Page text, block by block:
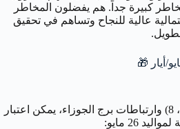
كبيرة جداً. هم يفضلون المخاطر
عالية للنجاح وتساهم في تحقيق
بناءً على التحليل العددي (2، 6، 8) وارتباطات برج الجوزاء، يمكن اعتبار
26 مايو: